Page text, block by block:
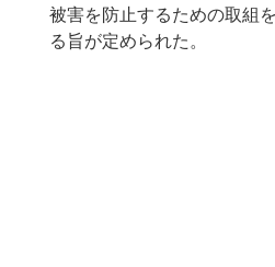
被害を防止するための取組
る旨が定められた。